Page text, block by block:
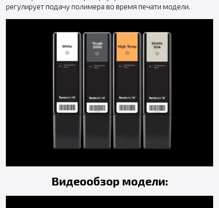
регулирует подачу полимера во время печати модели.
Видеообзор модели: